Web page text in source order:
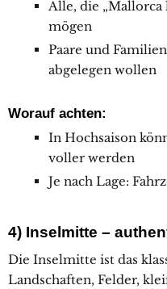
Alle, die
mögen
Paare und
abgelegen wollen
Worauf achten:
In Hochsaison
voller werden
Je nach Lage:
4) Inselmitte –
Die Inselmitte ist das
Landschaften, Felder,